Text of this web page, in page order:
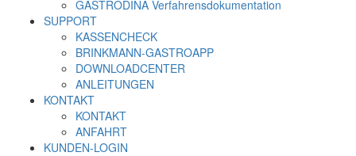
GASTRODINA Verfahrensdokumentation
SUPPORT
KASSENCHECK
BRINKMANN-GASTROAPP
DOWNLOADCENTER
ANLEITUNGEN
KONTAKT
KONTAKT
ANFAHRT
KUNDEN-LOGIN